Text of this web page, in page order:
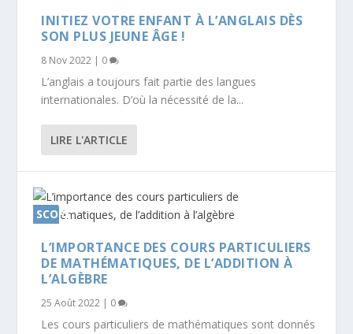
INITIEZ VOTRE ENFANT À L’ANGLAIS DÈS
SON PLUS JEUNE ÂGE !
8 Nov 2022 | 0
L’anglais a toujours fait partie des langues
internationales. D’où la nécessité de la...
LIRE L'ARTICLE
SCORE
L’IMPORTANCE DES COURS PARTICULIERS
DE MATHÉMATIQUES, DE L’ADDITION À
L’ALGÈBRE
25 Août 2022 | 0
Les cours particuliers de mathématiques sont donnés